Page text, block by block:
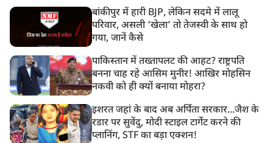
बांकीपुर में हारी BJP, लेकिन सदमे में लालू
परिवार, असली ‘खेला’ तो तेजस्वी के साथ हो
गया, जानें कैसे
पाकिस्तान में तख्तापलट की आहट? राष्ट्रपति
बनना चाह रहे आसिम मुनीर! आखिर मोहसिन
नकवी को ही क्यों बनाया मोहरा?
इशरत जहां के बाद अब अर्पिता सरकार...जैश के
रडार पर सुवेंदु, मोदी स्टाइल टार्गेट करने की
प्लानिंग, STF का बड़ा एक्शन!